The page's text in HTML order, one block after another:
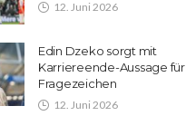
12. Juni 2026
Edin Dzeko sorgt mit
Karriereende-Aussage für
Fragezeichen
12. Juni 2026